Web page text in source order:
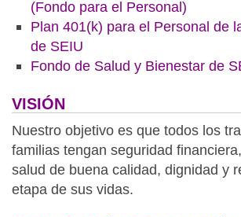
(Fondo para el Personal)
Plan 401(k) para el Personal de
de SEIU
Fondo de Salud y Bienestar de
VISIÓN
Nuestro objetivo es que todos los
familias tengan seguridad
salud de buena calidad, dignidad y
etapa de sus vidas.